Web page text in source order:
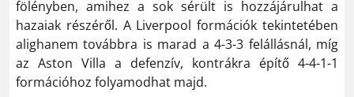
fölényben, amihez a sok sérült is hozzájárulhat a
hazaiak részéről. A Liverpool formációk tekintetében
alighanem továbbra is marad a 4-3-3 felállásnál, míg
az Aston Villa a defenzív, kontrákra építő 4-4-1-1
formációhoz folyamodhat majd.